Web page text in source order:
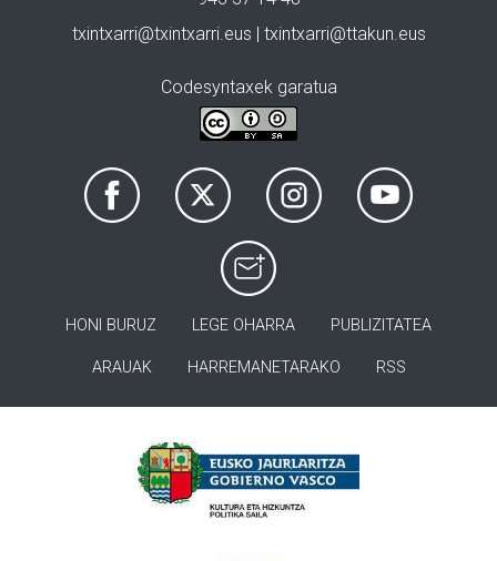
txintxarri@txintxarri.eus | txintxarri@ttakun.eus
Codesyntaxek garatua
HONI BURUZ LEGE OHARRA PUBLIZITATEA
ARAUAK HARREMANETARAKO RSS